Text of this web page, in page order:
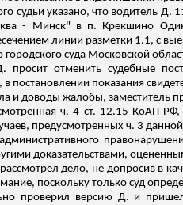
судьи указано, что водитель
- Минск" в п. Крекшино
линии разметки 1.1, с
суда Московской
отменить судебные
в постановлении показания
и доводы жалобы, заместитель
ч. 4 ст. 12.15 КоАП
предусмотренных ч. 3 данной
доказательствами,
дело, не допросив в
поскольку только суд
проверил версию Д. и